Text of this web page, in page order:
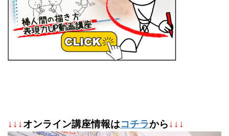
↓ ↓ ↓オンライン講座情報はコチラから↓↓↓